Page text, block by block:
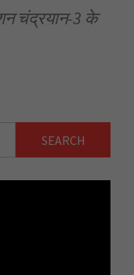
चंद्रयान-3 के